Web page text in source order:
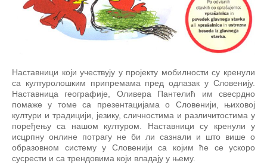
Наставници који учествују у пројекту мобилности су кренули
са културолошким припремама пред одлазак у Словенију.
Наставница географије, Оливера Пантелић им свесрдно
помаже у томе са презентацијама о Словенији, њиховој
култури и традицији, језику, сличностима и различитостима у
поређењу са нашом културом. Наставници су кренули у
исцрпну онлине потрагу не би ли сазнали и што више о
образовном систему у Словенији са којим ће се ускоро
сусрести и са трендовима који владају у њему.